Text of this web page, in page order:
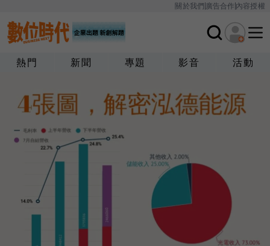
關於我們廣告合作內容授權
熱門 新聞 專題 影音 活動